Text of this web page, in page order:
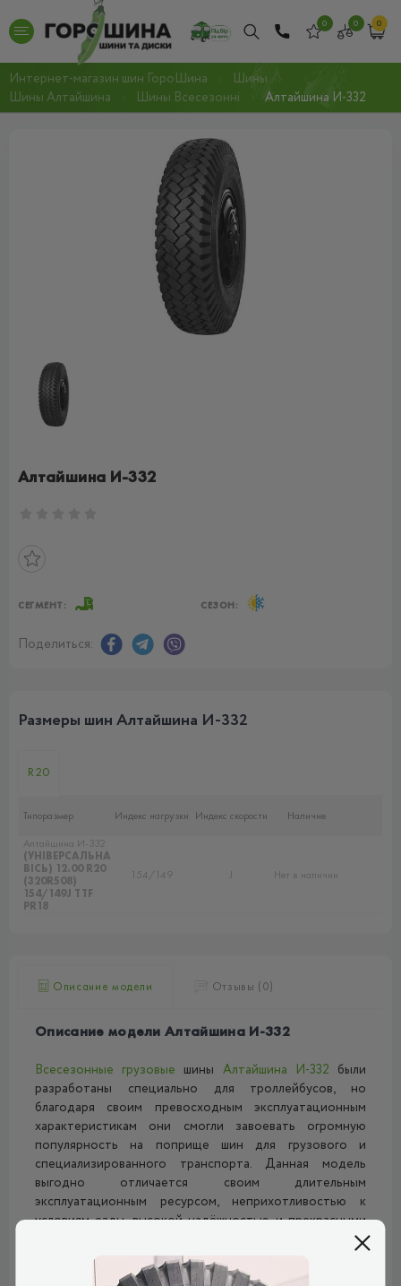
0 0 0
Интернет-магазин шин ГороШина
Шины
Шины Алтайшина
Шины Всесезонні Алтайшина И-332
Алтайшина И-332
СЕГМЕНТ: СЕЗОН:
Поделиться:
Размеры шин Алтайшина И-332
R20
Типоразмер Индекс нагрузки Индекс скорости
Наличие
Алтайшина И-332
(УНІВЕРСАЛЬНА
ВІСЬ) 12.00 R20
(320R508)
154/149J TTF
PR18
154/149 J Нет в наличии
Описание модели Отзывы (0)
Описание модели Алтайшина И-332
Всесезонные грузовые шины Алтайшина И-332 были
разработаны специально для троллейбусов, но
благодаря своим превосходным эксплуатационным
характеристикам они смогли завоевать огромную
популярность на поприще шин для грузового и
специализированного транспорта. Данная модель
выгодно отличается своим длительным
эксплуатационным ресурсом, неприхотливостью к
условиям езды, высокой надёжностью и прекрасными
тяговыми и сцепными свойствами на разных типах
дорожного покрытия.